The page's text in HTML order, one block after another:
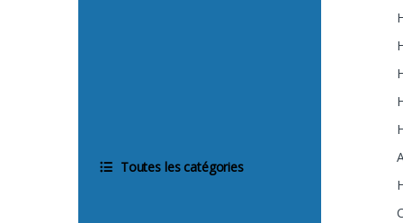
Toutes les catégories